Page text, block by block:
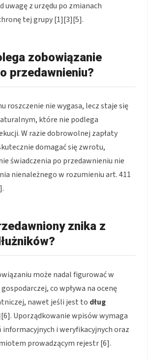
uwagę z urzędu po zmianach
tej grupy [1][3][5].
zobowiązanie
przedawnieniu?
roszczenie nie wygasa, lecz staje się
które nie podlega
W razie dobrowolnej zapłaty
domagać się zwrotu,
świadczenia po przedawnieniu nie
nienależnego w rozumieniu art. 411
znika z
może nadal figurować w
co wpływa na ocenę
nawet jeśli jest to dług
Uporządkowanie wpisów wymaga
informacyjnych i weryfikacyjnych oraz
prowadzącym rejestr [6].